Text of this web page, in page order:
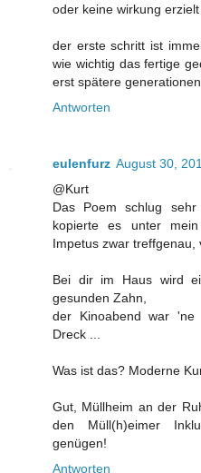
oder keine wirkung erzielt
der erste schritt ist
wie wichtig das fertige
erst spätere
Antworten
eulenfurz August 30,
@Kurt
Das Poem schlug
kopierte es unter
Impetus zwar
Bei dir im Haus wird
gesunden Zahn,
der Kinoabend war 'ne
Dreck ...
Was ist das? Moderne
Gut, Müllheim an der
den Müll(h)eimer
genügen!
Antworten